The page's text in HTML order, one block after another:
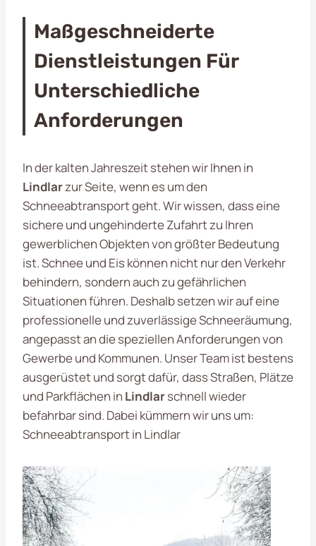
Maßgeschneiderte
Dienstleistungen Für
Unterschiedliche
Anforderungen
In der kalten Jahreszeit stehen wir Ihnen in
Lindlarzur Seite, wenn es um den
Schneeabtransport geht. Wir wissen, dass eine
sichere und ungehinderte Zufahrt zu Ihren
gewerblichen Objekten von größter Bedeutung
ist. Schnee und Eis können nicht nur den Verkehr
behindern, sondern auch zu gefährlichen
Situationen führen. Deshalb setzen wir auf eine
professionelle und zuverlässige Schneeräumung,
angepasst an die speziellen Anforderungen von
Gewerbe und Kommunen. Unser Team ist bestens
ausgerüstet und sorgt dafür, dass Straßen, Plätze
und Parkflächen in Lindlarschnell wieder
befahrbar sind. Dabei kümmern wir uns um:
Schneeabtransport in Lindlar